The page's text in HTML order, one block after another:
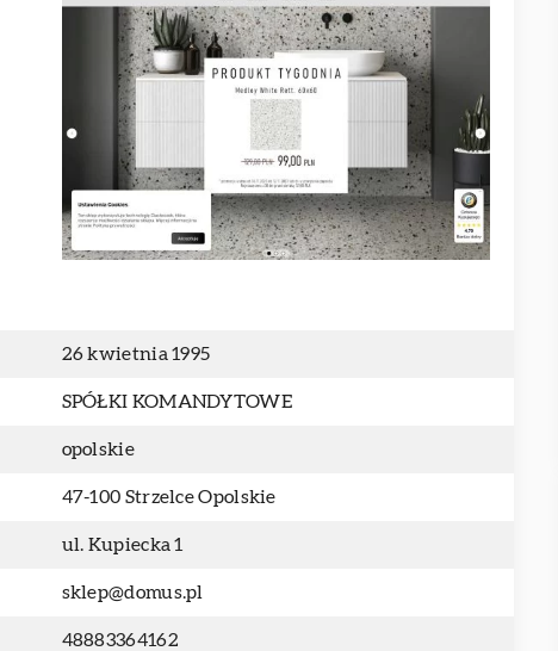
26 kwietnia 1995
SPÓŁKI KOMANDYTOWE
opolskie
47-100 Strzelce Opolskie
ul. Kupiecka 1
sklep@domus.pl
48883364162